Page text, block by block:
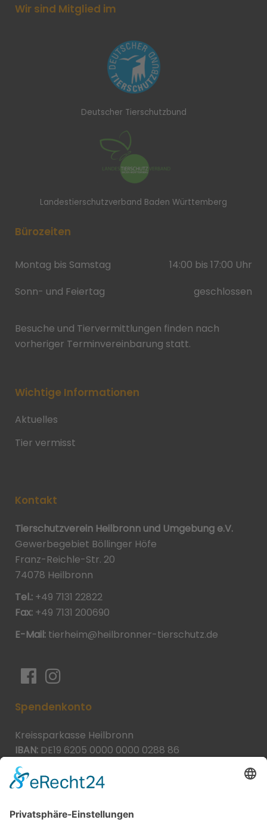
Wir sind Mitglied im
Deutscher Tierschutzbund
Landestierschutzverband Baden Württemberg
Bürozeiten
Montag bis Samstag
14:00 bis 17:00 Uhr
Sonn- und Feiertag
geschlossen
Besuche und Tiervermittlungen finden nach
vorheriger Terminvereinbarung statt.
Wichtige Informationen
Aktuelles
Tier vermisst
Kontakt
Tierschutzverein Heilbronn und Umgebung e.V.
Gewerbegebiet Böllinger Höfe
Franz-Reichle-Str. 20
74078 Heilbronn
Tel.: +49 7131 22822
Fax: +49 7131 200690
E-Mail: tierheim@heilbronner-tierschutz.de
Spendenkonto
Kreissparkasse Heilbronn
IBAN: DE19 6205 0000 0000 0288 86
BIC:
Spende direkt via PayPal